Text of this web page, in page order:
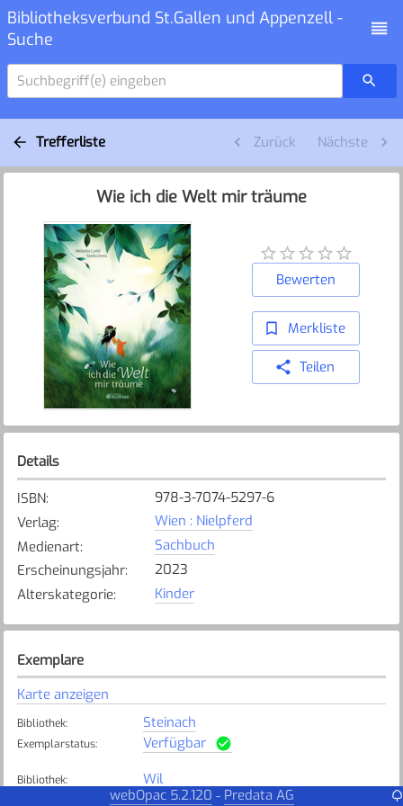
Bibliotheksverbund St.Gallen und Appenzell -
Suche
Suchbegriff(e) eingeben
Trefferliste Zurück Nächste
Wie ich die Welt mir träume
Bewerten
Merkliste
Teilen
Details
ISBN:
978-3-7074-5297-6
Verlag:
Wien : Nielpferd
Medienart:
Sachbuch
Erscheinungsjahr:
2023
Alterskategorie: Kinder
Exemplare
Karte anzeigen
Bibliothek: Steinach
Exemplarstatus: Verfügbar
Bibliothek: Wil
Verfügbar
webOpac 5.2.120 - Predata AG